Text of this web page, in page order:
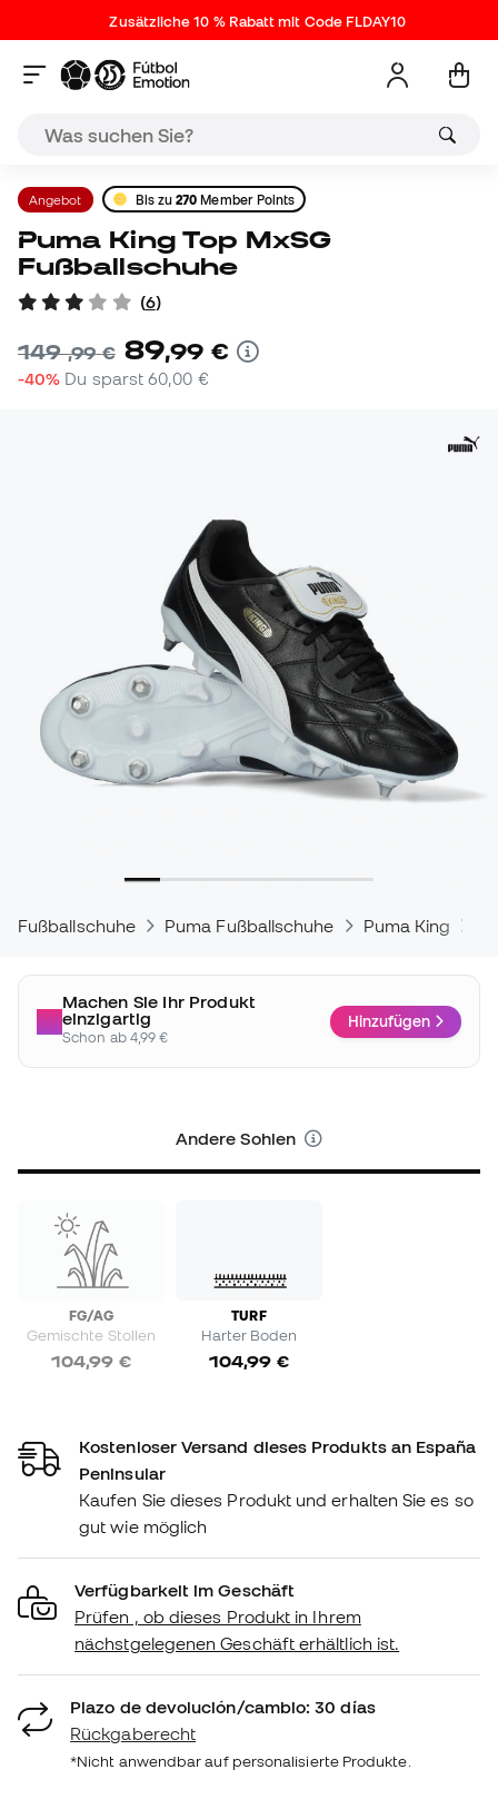
Zusätzliche 10 % Rabatt mit Code FLDAY10
Angebot Bis zu270 Member Points
Puma King Top MxSG
Fußballschuhe
(6)
149,99 € 89,99 €
-40% Du sparst60,00 €
Fußballschuhe Puma Fußballschuhe Puma King
Machen Sie Ihr Produkt
einzigartig
Schon ab 4,99 €
Hinzufügen
Andere Sohlen
FG/AG
Gemischte Stollen
104,99 €
TURF
Harter Boden
104,99 €
Kostenloser Versand dieses Produkts an España
Peninsular
Kaufen Sie dieses Produkt und erhalten Sie es so
gut wie möglich
Verfügbarkeit im Geschäft
Prüfen , ob dieses Produkt in Ihrem
nächstgelegenen Geschäft erhältlich ist.
Plazo de devolución/cambio: 30 días
Rückgaberecht
*Nicht anwendbar auf personalisierte Produkte.